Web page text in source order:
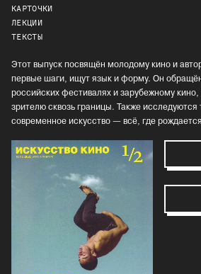
КАРТОЧКИ
ЛЕКЦИИ
ТЕКСТЫ
Этот выпуск посвящён молодому кино и
первые шаги, ищут язык и форму. Он
российских фестивалях и зарубежному
зрителю сквозь границы. Также
современное искусство — всё, где